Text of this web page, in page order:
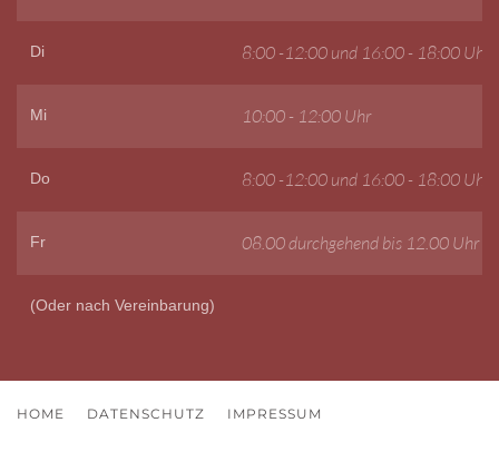
Di 8:00 -12:00 und 16:00 - 18:00 Uhr
Mi 10:00 - 12:00 Uhr
Do 8:00 -12:00 und 16:00 - 18:00 Uhr
Fr 08.00 durchgehend bis 12.00 Uhr
(Oder nach Vereinbarung)
HOME DATENSCHUTZ IMPRESSUM